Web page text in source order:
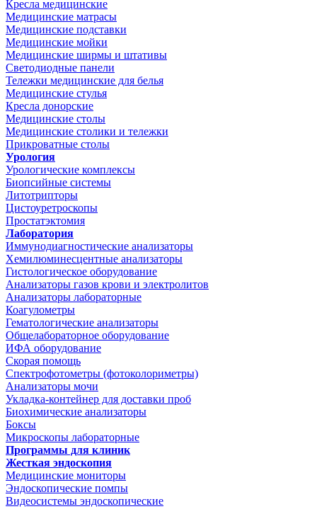
Кресла медицинские
Медицинские матрасы
Медицинские подставки
Медицинские мойки
Медицинские ширмы и штативы
Светодиодные панели
Тележки медицинские для белья
Медицинские стулья
Кресла донорские
Медицинские столы
Медицинские столики и тележки
Прикроватные столы
Урология
Урологические комплексы
Биопсийные системы
Литотрипторы
Цистоуретроскопы
Простатэктомия
Лаборатория
Иммунодиагностические анализаторы
Хемилюминесцентные анализаторы
Гистологическое оборудование
Анализаторы газов крови и электролитов
Анализаторы лабораторные
Коагулометры
Гематологические анализаторы
Общелабораторное оборудование
ИФА оборудование
Скорая помощь
Спектрофотометры (фотоколориметры)
Анализаторы мочи
Укладка-контейнер для доставки проб
Биохимические анализаторы
Боксы
Микроскопы лабораторные
Программы для клиник
Жесткая эндоскопия
Медицинские мониторы
Эндоскопические помпы
Видеосистемы эндоскопические